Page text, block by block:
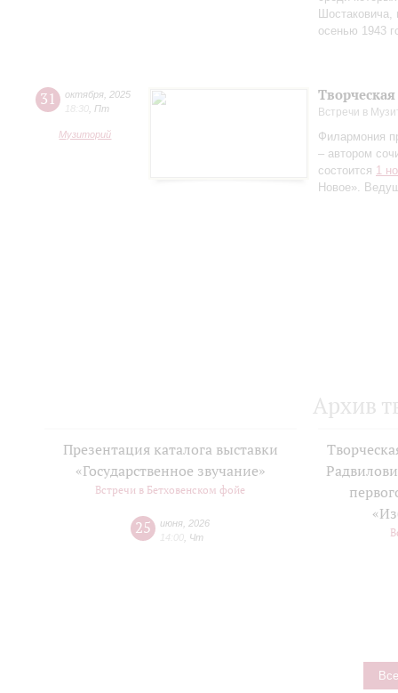
Шостаковича,
осенью 1943
31 октября 2025
18:30 Пт
Музиторий
Встречи в
Филармония
– автором
состоится 1
Новое».
Архив
Презентация каталога выставки
«Государственное звучание»
Встречи в Бетховенском фойе
25 июня 2026
14:00 Чт